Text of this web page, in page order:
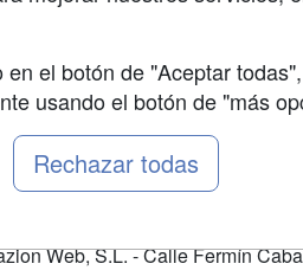
Web, S.L. - Calle Fermín
el botón de "Aceptar
usando el botón de "más
Rechazar todas